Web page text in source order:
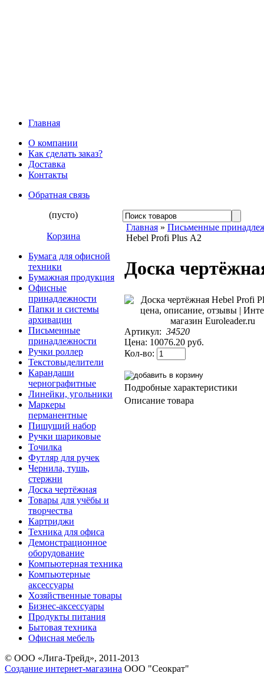
Главная
О компании
Как сделать заказ?
Доставка
Контакты
Обратная связь
(пусто)
Корзина
Бумага для офисной
техники
Бумажная продукция
Офисные
принадлежности
Папки и системы
архивации
Письменные
принадлежности
Ручки роллер
Текстовыделители
Карандаши
чернографитные
Линейки, угольники
Маркеры
перманентные
Пишущий набор
Ручки шариковые
Точилка
Футляр для ручек
Чернила, тушь,
стержни
Доска чертёжная
Товары для учёбы и
творчества
Картриджи
Техника для офиса
Демонстрационное
оборудование
Компьютерная техника
Компьютерные
аксессуары
Хозяйственные товары
Бизнес-аксессуары
Продукты питания
Бытовая техника
Офисная мебель
Главная » Письменные
Hebel Profi Plus А2
Доска
Артикул: 34520
Цена: 10076.20 руб.
Кол-во:
Подробные характеристики
Описание товара
© ООО «Лига-Трейд», 2011-2013
Создание интернет-магазина ООО "Сеократ"